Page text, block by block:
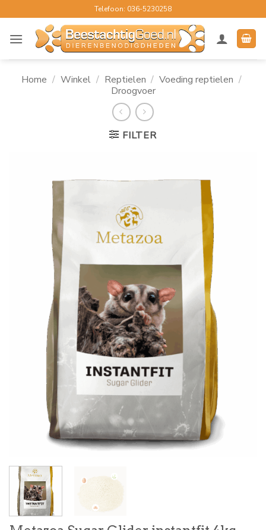
naar
inhoud
Telefoon: 036-5230258
Home / Winkel / Reptielen / Voeding reptielen /
Droogvoer
FILTER